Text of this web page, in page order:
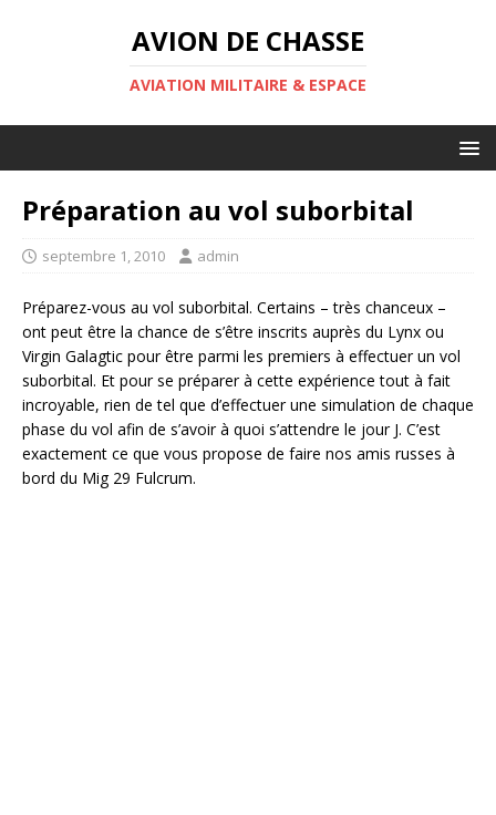
AVION DE CHASSE
AVIATION MILITAIRE & ESPACE
Préparation au vol suborbital
septembre 1, 2010 admin
Préparez-vous au vol suborbital. Certains – très chanceux –
ont peut être la chance de s’être inscrits auprès du Lynx ou
Virgin Galagtic pour être parmi les premiers à effectuer un vol
suborbital. Et pour se préparer à cette expérience tout à fait
incroyable, rien de tel que d’effectuer une simulation de chaque
phase du vol afin de s’avoir à quoi s’attendre le jour J. C’est
exactement ce que vous propose de faire nos amis russes à
bord du Mig 29 Fulcrum.